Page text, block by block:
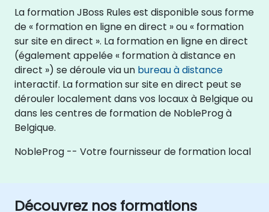
La formation JBoss Rules est disponible sous forme
de « formation en ligne en direct » ou « formation
sur site en direct ». La formation en ligne en direct
(également appelée « formation à distance en
direct ») se déroule via un bureau à distance
interactif. La formation sur site en direct peut se
dérouler localement dans vos locaux à Belgique ou
dans les centres de formation de NobleProg à
Belgique.
NobleProg -- Votre fournisseur de formation local
Découvrez nos formations